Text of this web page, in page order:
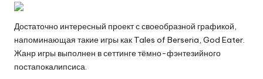
Достаточно интересный проект с своеобразной графикой,
напоминающая такие игры как Tales of Berseria, God Eater.
Жанр игры выполнен в сеттинге тёмно-фэнтезийного
постапокалипсиса.